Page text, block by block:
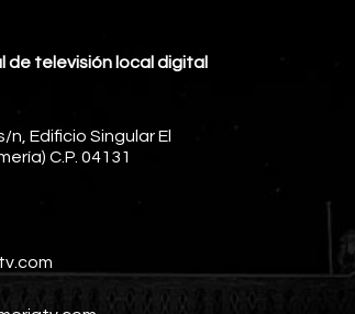
de televisión local digital
Edificio Singular El
C.P. 04131